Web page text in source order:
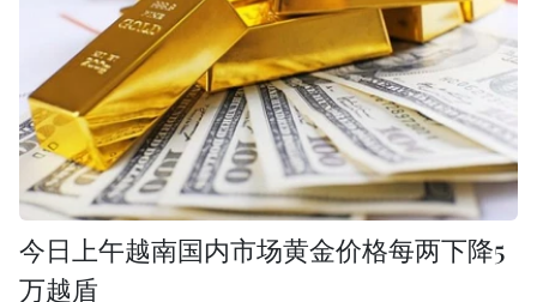
今日上午越南国内市场黄金价格每两下降5
万越盾